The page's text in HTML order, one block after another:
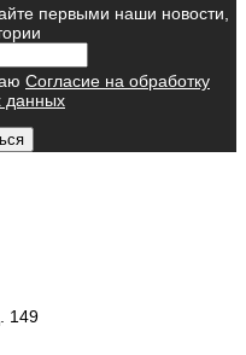
первыми наши новости,
Согласие на обработку
данных
149